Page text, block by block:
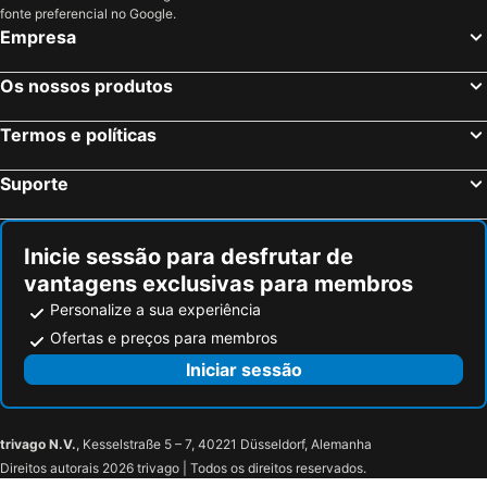
fonte preferencial no Google.
Empresa
Os nossos produtos
Termos e políticas
Suporte
Inicie sessão para desfrutar de
vantagens exclusivas para membros
Personalize a sua experiência
Ofertas e preços para membros
Iniciar sessão
trivago N.V., Kesselstraße 5 – 7, 40221 Düsseldorf, Alemanha
Direitos autorais 2026 trivago | Todos os direitos reservados.